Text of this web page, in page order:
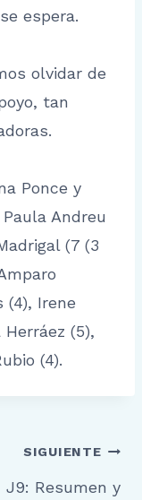
espera.
olvidar de
tan
Ponce y
Andreu
(7 (3
(4), Irene
(5),
(4).
SIGUIENTE
J9: Resumen y